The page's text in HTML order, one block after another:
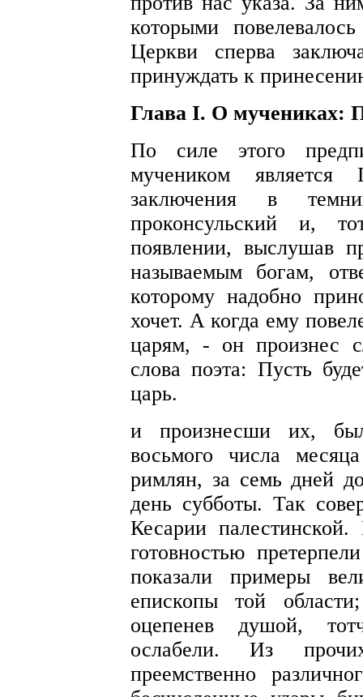
которыми
Церкви сперва
принуждать к
Глава I. О мучениках:
По силе этого
мучеником
заключения в
проконсульский и,
появлении, выслушав
называемым богам,
которому надобно
хочет. А когда ему
царям, - он произнес
слова поэта: Пусть
царь.
и произнесши их,
восьмого числа
римлян, за семь дней
день субботы. Так
Кесарии
готовностью
показали примеры
епископы той
оцепенев душой,
ослабели. Из
преемственно